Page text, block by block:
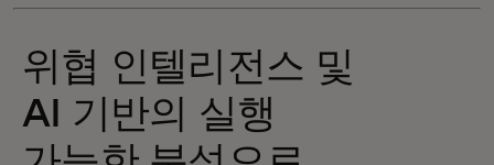
위협 인텔리전스 및
AI 기반의 실행